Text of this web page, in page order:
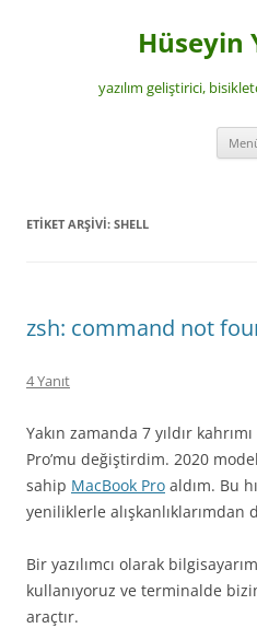
Hüseyin
yazılım geliştirici,
ETIKET ARŞIVI: SHELL
zsh: command not
4 Yanıt
Yakın zamanda 7 yıldır
Pro’mu değiştirdim. 2020
sahip MacBook Pro aldım. Bu
yeniliklerle alışkanlıklarımdan
Bir yazılımcı olarak
kullanıyoruz ve terminalde
araçtır.